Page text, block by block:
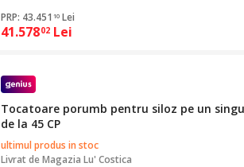
PRP: 43.451 10 Lei
41.57802 Lei
Tocatoare porumb pentru siloz pe un
de la 45 CP
ultimul produs in stoc
Livrat deMagazia Lu' Costica